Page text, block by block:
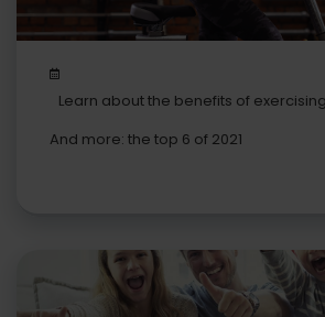
Learn about the benefits of
And more: the top 6 of 2021